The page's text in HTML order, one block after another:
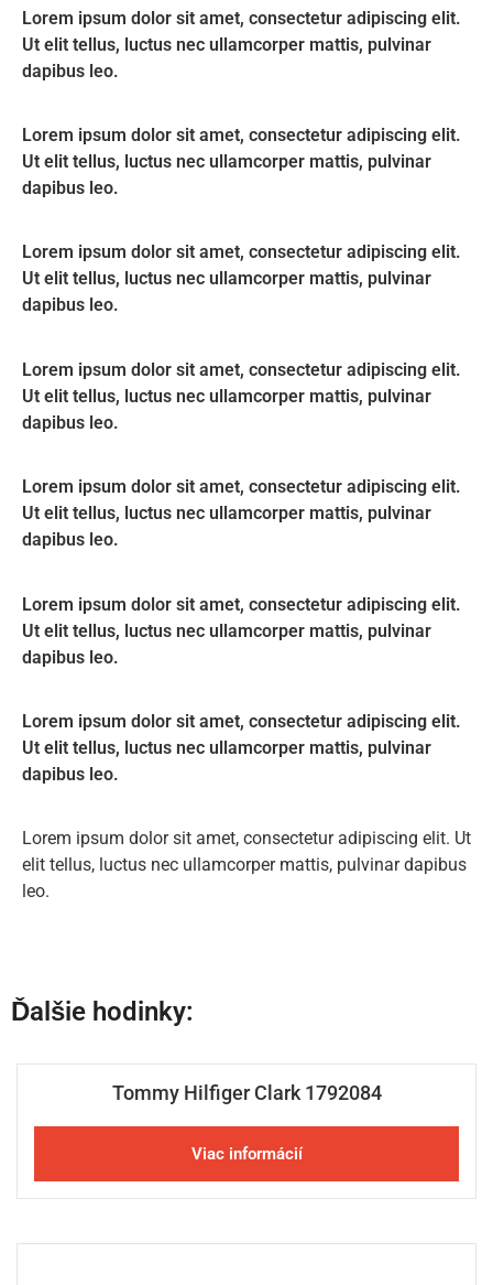
Lorem ipsum dolor sit amet, consectetur adipiscing elit.
Ut elit tellus, luctus nec ullamcorper mattis, pulvinar
dapibus leo.
Lorem ipsum dolor sit amet, consectetur adipiscing elit.
Ut elit tellus, luctus nec ullamcorper mattis, pulvinar
dapibus leo.
Lorem ipsum dolor sit amet, consectetur adipiscing elit.
Ut elit tellus, luctus nec ullamcorper mattis, pulvinar
dapibus leo.
Lorem ipsum dolor sit amet, consectetur adipiscing elit.
Ut elit tellus, luctus nec ullamcorper mattis, pulvinar
dapibus leo.
Lorem ipsum dolor sit amet, consectetur adipiscing elit.
Ut elit tellus, luctus nec ullamcorper mattis, pulvinar
dapibus leo.
Lorem ipsum dolor sit amet, consectetur adipiscing elit.
Ut elit tellus, luctus nec ullamcorper mattis, pulvinar
dapibus leo.
Lorem ipsum dolor sit amet, consectetur adipiscing elit.
Ut elit tellus, luctus nec ullamcorper mattis, pulvinar
dapibus leo.
Lorem ipsum dolor sit amet, consectetur adipiscing elit. Ut
elit tellus, luctus nec ullamcorper mattis, pulvinar dapibus
leo.
Ďalšie hodinky:
Tommy Hilfiger Clark 1792084
Viac informácií